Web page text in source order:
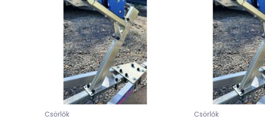
Csörlők Csörlők